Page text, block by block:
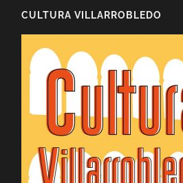
CULTURA VILLARROBLEDO